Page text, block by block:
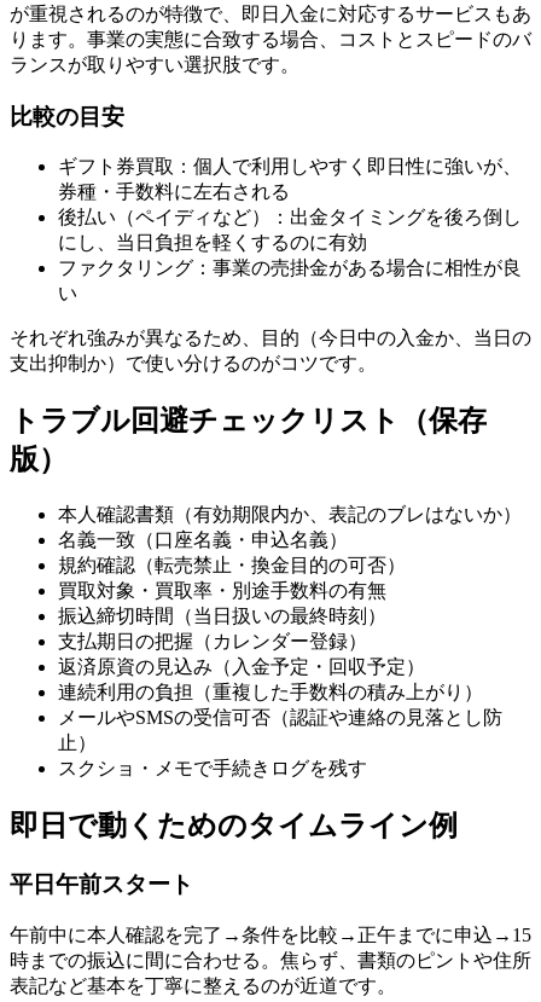
が重視されるのが特徴で、即日入金に対応するサービスもあ
ります。事業の実態に合致する場合、コストとスピードのバ
ランスが取りやすい選択肢です。
比較の目安
ギフト券買取：個人で利用しやすく即日性に強いが、
券種・手数料に左右される
後払い（ペイディなど）：出金タイミングを後ろ倒し
にし、当日負担を軽くするのに有効
ファクタリング：事業の売掛金がある場合に相性が良
い
それぞれ強みが異なるため、目的（今日中の入金か、当日の
支出抑制か）で使い分けるのがコツです。
トラブル回避チェックリスト（保存
版）
本人確認書類（有効期限内か、表記のブレはないか）
名義一致（口座名義・申込名義）
規約確認（転売禁止・換金目的の可否）
買取対象・買取率・別途手数料の有無
振込締切時間（当日扱いの最終時刻）
支払期日の把握（カレンダー登録）
返済原資の見込み（入金予定・回収予定）
連続利用の負担（重複した手数料の積み上がり）
メールやSMSの受信可否（認証や連絡の見落とし防
止）
スクショ・メモで手続きログを残す
即日で動くためのタイムライン例
平日午前スタート
午前中に本人確認を完了→条件を比較→正午までに申込→15
時までの振込に間に合わせる。焦らず、書類のピントや住所
表記など基本を丁寧に整えるのが近道です。